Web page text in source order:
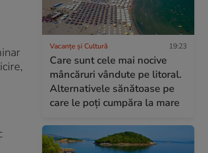
Vacanțe și Cultură 19:23
Care sunt cele mai nocive
mâncăruri vândute pe litoral.
Alternativele sănătoase pe
care le poți cumpăra la mare